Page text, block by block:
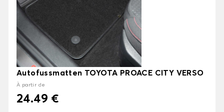
Autofussmatten TOYOTA PROACE CITY VERSO
À partir de
24.49 €